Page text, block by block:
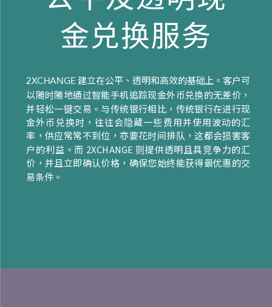
金兑换服务
2XCHANGE建立在公平、透明和高效的基础上。客户可
以随时随地通过智能手机追踪现金外币兑换的无差价，
并轻松一键交易。与传统银行相比，传统银行在进行现
金外币兑换时，往往会隐藏一些费用并使用波动的汇
率，供应常常不到位，亦要花时间排队，这都会损害客
户的利益。而 2XCHANGE 则提供透明且具竞争力的汇
价，并且立即确认价格，确保您始终能获得最优惠的交
易条件。